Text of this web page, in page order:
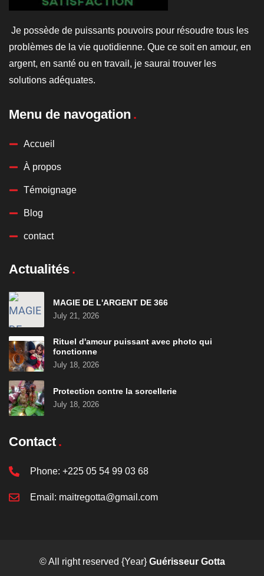
Je possède de puissants pouvoirs pour résoudre tous les
problèmes de la vie quotidienne. Que ce soit en amour, en
argent, en santé ou en travail, je saurai trouver les
solutions adéquates.
Menu de navogation
Accueil
À propos
Témoignage
Blog
contact
Actualités
MAGIE DE L'ARGENT DE 366
July 21, 2026
Rituel d'amour puissant avec photo qui
fonctionne
July 18, 2026
Protection contre la sorcellerie
July 18, 2026
Contact
Phone: +225 05 54 99 03 68
Email: maitregotta@gmail.com
© All right reserved {Year} Guérisseur Gotta